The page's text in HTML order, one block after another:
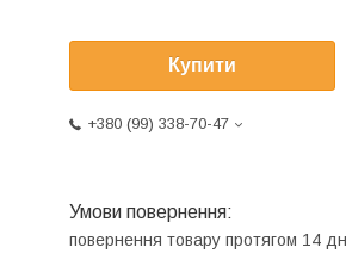
Купити
+380 (99) 338-70-47
повернення товару протягом 14